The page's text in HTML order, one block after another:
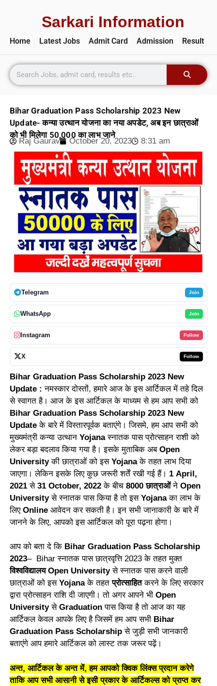
Sarkari Information
Home Latest Jobs Admit Card Admission Result
Bihar Graduation Pass Scholarship 2023 New
Update- कन्या उत्थान योजना का नया अपडेट, अब इन छात्राओं
को भी मिलेगा 50,000 का लाभ जाने
Raj Gaurav October 20, 2023 8:31 am
Telegram Join
WhatsApp Join
Instagram Follow
X Follow
Bihar Graduation Pass Scholarship 2023 New
Update : नमस्कार दोस्तों, हमारे आज के इस आर्टिकल में तहे दिल
से स्वागत है। आज के इस आर्टिकल के माध्यम से हम आप सभी को
Bihar Graduation Pass Scholarship 2023 New
Update के बारे में विस्तारपूर्वक बताएंगे। जिसमे, हम आप सभी को
मुख्यमंत्री कन्या उत्थान Yojanaस्नातक पास प्रोत्साहन राशी को
लेकर बड़ा बदलाव किया गया है। इसके मुताबिक अब Open
Universityकी छात्राओं को इस Yojanaके तहत लाभ दिया
जाएगा। लेकिन इसके लिए कुछ जरूरी शर्तें रखी गई हैं। 1 April,
2021 से 31 October, 2022 के बीच 8000 छात्राओंने Open
Universityसे स्नातक पास किया है तो इस Yojanaका लाभ के
लिए Online आवेदन कर सकती है। इन सभी जानाकारी के बारे में
जानने के लिए, आपको इस आर्टिकल को पूरा पढ़ना होगा।
आप को बता दे कि Bihar Graduation Pass Scholarship
2023– Bihar स्नातक पास छात्रवृत्ति 2023 के तहत मुक्त
विश्वविद्यालय Open Universityसे स्नातक पास करने वाली
छात्राओं को इस Yojanaके तहतप्रोत्साहितकरने के लिए सरकार
द्वारा प्रोत्साहन राशि दी जाएगी। तो अगर आपने भी Open
Universityसे Graduation पास किया है तो आज का यह
आर्टिकल केवल आपके लिए है जिसमें हम आप सभी Bihar
Graduation Pass Scholarship से जुड़ी सभी जानकारी
बताएंगे आप हमारे आर्टिकल को लास्ट तक जरूर पढ़ें।
अन्त, आर्टिकल के अन्त में, हम आपको क्विक लिंक्स प्रदान करेगे
ताकि आप सभी आसानी से इसी प्रकार के आर्टिकल्स को प्राप्त कर